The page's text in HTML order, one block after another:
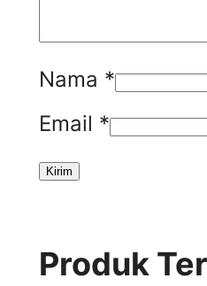
Nama *
Email *
Produk